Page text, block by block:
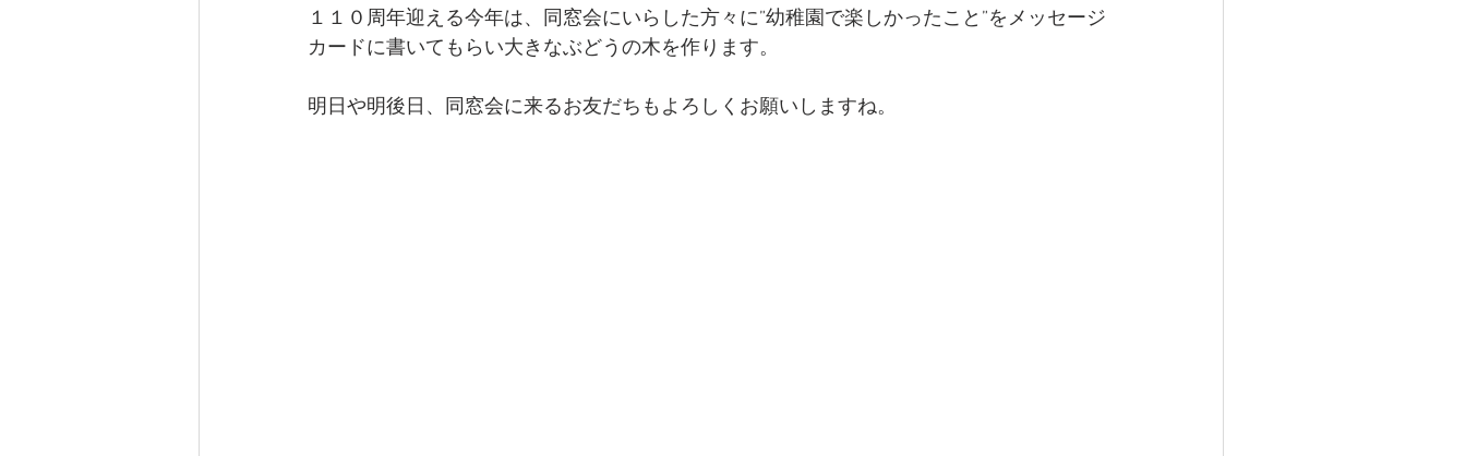
１１０周年迎える今年は、同窓会にいらした方々に”幼稚園で楽しかったこと”をメッセージ
カードに書いてもらい大きなぶどうの木を作ります。
明日や明後日、同窓会に来るお友だちもよろしくお願いしますね。